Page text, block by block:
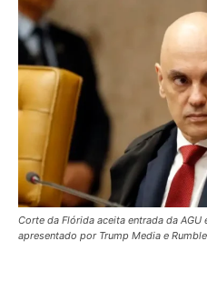
Corte da Flórida aceita entrada da
apresentado por Trump Media e